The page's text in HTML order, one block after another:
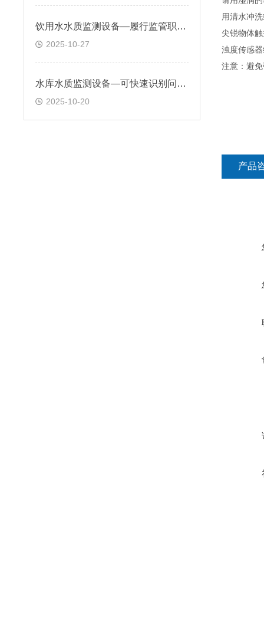
饮用水水质监测设备—履行监管职责，推动整个二次供水行业健康、规范地发展
2025-10-27
水库水质监测设备—可快速识别问题并触发警报，让管理部门及时采取措施
2025-10-20
用清水冲
尖锐物体
浊度传感
注意：避
产品